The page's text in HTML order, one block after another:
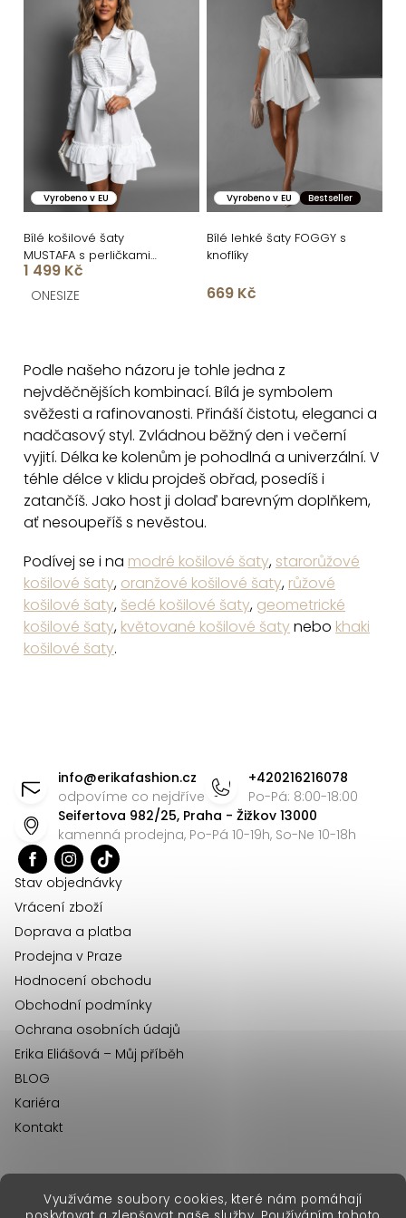
Využíváme soubory cookies, které nám pomáhají
Vyrobeno v EU
Bílé košilové šaty
MUSTAFA s perličkami
95% bavlna
1 499 Kč
ONESIZE
Vyrobeno v EU Bestseller
Bílé lehké šaty FOGGY s
knoflíky
669 Kč
l
á
d
a
c
í
p
v
k
y
v
Podle našeho názoru je tohle jedna z
nejvděčnějších kombinací. Bílá je symbolem
svěžesti a rafinovanosti. Přináší čistotu, eleganci a
nadčasový styl. Zvládnou běžný den i večerní
vyjití. Délka ke kolenům je pohodlná a univerzální. V
téhle délce v klidu projdeš obřad, posedíš i
zatančíš. Jako host ji dolaď barevným doplňkem,
ať nesoupeříš s nevěstou.
Podívej se i na modré košilové šaty, starorůžové
košilové šaty, oranžové košilové šaty, růžové
košilové šaty, šedé košilové šaty, geometrické
košilové šaty, květované košilové šatynebo khaki
košilové šaty.
info@erikafashion.cz
odpovíme co nejdříve
+420216216078
Po-Pá: 8:00-18:00
Seifertova 982/25, Praha - Žižkov 13000
kamenná prodejna, Po-Pá 10-19h, So-Ne 10-18h
Stav objednávky
Vrácení zboží
Doprava a platba
Prodejna v Praze
Hodnocení obchodu
Obchodní podmínky
Ochrana osobních údajů
Erika Eliášová – Můj příběh
BLOG
Kariéra
Kontakt
erikafashion.sk